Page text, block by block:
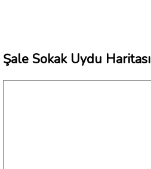
Şale Sokak Uydu Haritası